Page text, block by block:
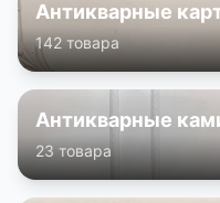
Антикварные
142 товара
Антикварные
23 товара